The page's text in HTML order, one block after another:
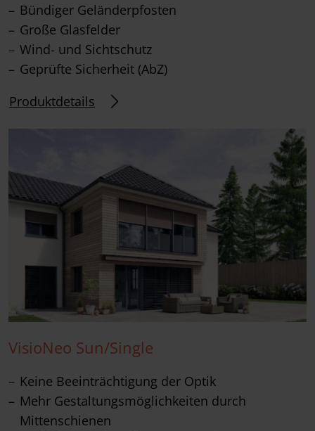
Bündiger Geländerpfosten
Große Glasfelder
Wind- und Sichtschutz
Geprüfte Sicherheit (AbZ)
Produktdetails
VisioNeo Sun/Single
Keine Beeinträchtigung der Optik
Mehr Gestaltungsmöglichkeiten durch
Mittenschienen